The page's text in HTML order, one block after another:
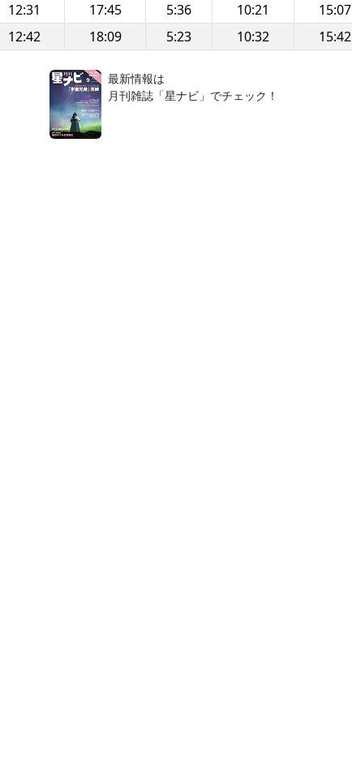
12:31 17:45 5:36 10:21
15:07
12:42 18:09 5:23 10:32 15:42
最新情報は
月刊雑誌「星ナビ」でチェック！